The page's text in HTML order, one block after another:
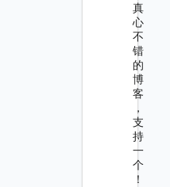
真
心
不
错
的
博
客
，
支
持
一
个
！